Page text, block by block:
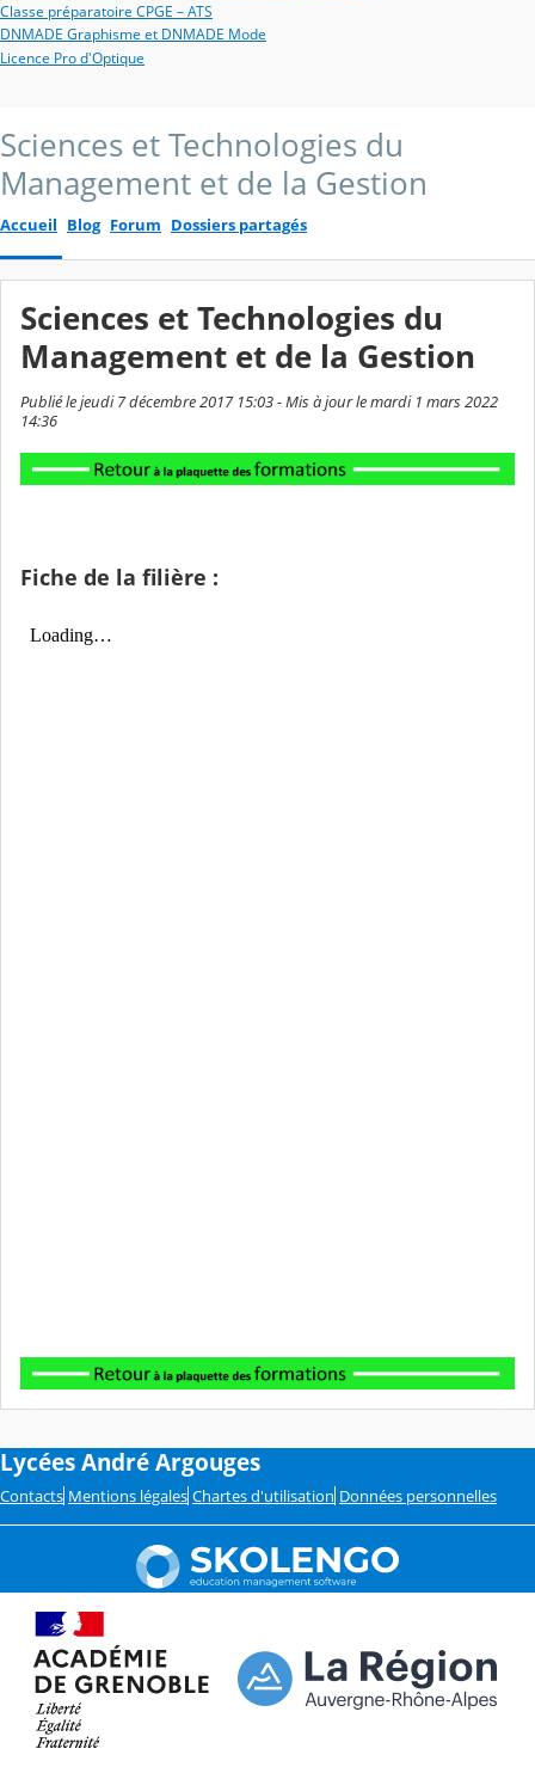
Classe préparatoire CPGE – ATS
DNMADE Graphisme et DNMADE Mode
Licence Pro d'Optique
Sciences et Technologies du
Management et de la Gestion
Accueil Blog Forum Dossiers partagés
Sciences et Technologies du
Management et de la Gestion
Publié le jeudi 7 décembre 2017 15:03 - Mis à jour le mardi 1 mars 2022
14:36
Fiche de la filière :
Lycées André Argouges
Contacts Mentions légales Chartes d'utilisation Données personnelles